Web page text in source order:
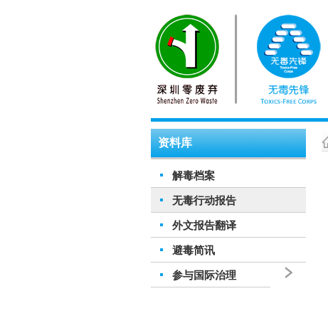
资料库
解毒档案
无毒行动报告
外文报告翻译
避毒简讯
参与国际治理